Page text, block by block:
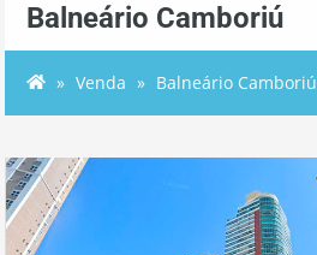
Balneário Camboriú
Venda Balneário Camboriú